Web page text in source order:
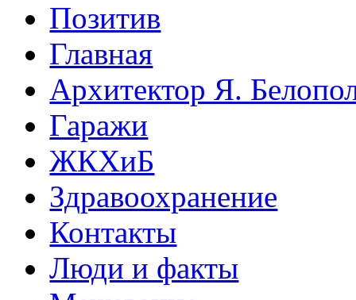
Позитив
Главная
Архитектор Я.
Гаражи
ЖКХиБ
Здравоохранение
Контакты
Люди и факты